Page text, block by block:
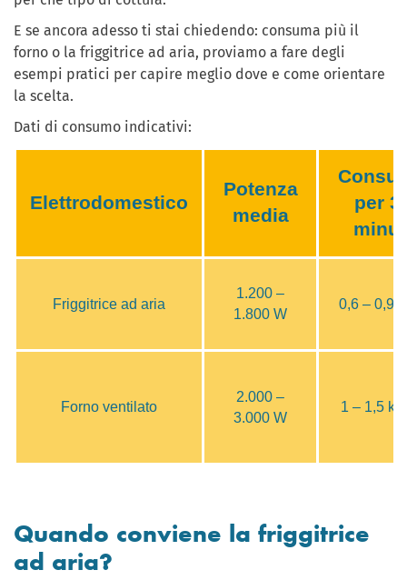
E se ancora adesso ti stai chiedendo: consuma più il
forno o la friggitrice ad aria, proviamo a fare degli
esempi pratici per capire meglio dove e come orientare
la scelta.
Dati di consumo indicativi:
Elettrodomestico
Potenza
media
per
Friggitrice ad aria
1.200 –
1.800 W
0,6 – 0,9
Forno ventilato
2.000 –
3.000 W
1 – 1,5
Quando conviene la friggitrice
ad aria?